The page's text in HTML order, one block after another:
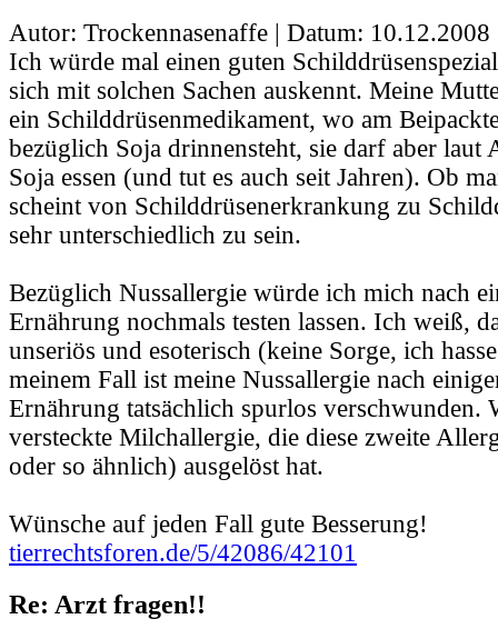
Autor: Trockennasenaffe | Datum:
Ich würde mal einen guten
sich mit solchen Sachen auskennt. Meine
ein Schilddrüsenmedikament, wo am
bezüglich Soja drinnensteht, sie darf aber laut
Soja essen (und tut es auch seit Jahren). Ob
scheint von Schilddrüsenerkrankung zu
sehr unterschiedlich zu sein.
Bezüglich Nussallergie würde ich mich nach
Ernährung nochmals testen lassen. Ich weiß,
unseriös und esoterisch (keine Sorge, ich
meinem Fall ist meine Nussallergie nach
Ernährung tatsächlich spurlos verschwunden.
versteckte Milchallergie, die diese zweite
oder so ähnlich) ausgelöst hat.
Wünsche auf jeden Fall gute Besserung!
tierrechtsforen.de/5/42086/42101
Re: Arzt fragen!!